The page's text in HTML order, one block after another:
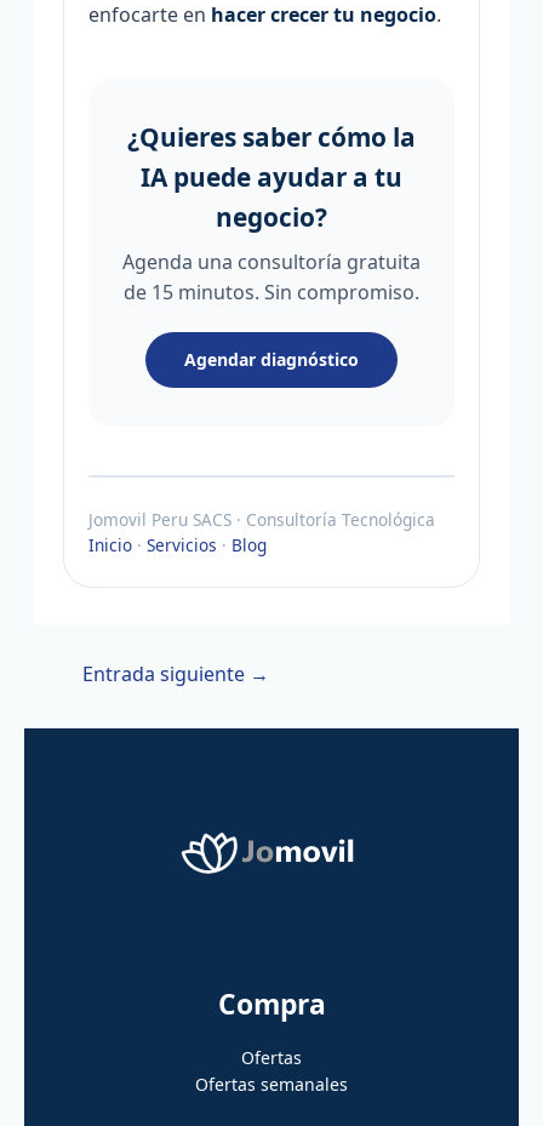
enfocarte en hacer crecer tu negocio.
¿Quieres saber cómo la
IA puede ayudar a tu
negocio?
Agenda una consultoría gratuita
de 15 minutos. Sin compromiso.
Agendar diagnóstico
Jomovil Peru SACS · Consultoría Tecnológica
Inicio· Servicios · Blog
Entrada siguiente →
Compra
Ofertas
Ofertas semanales